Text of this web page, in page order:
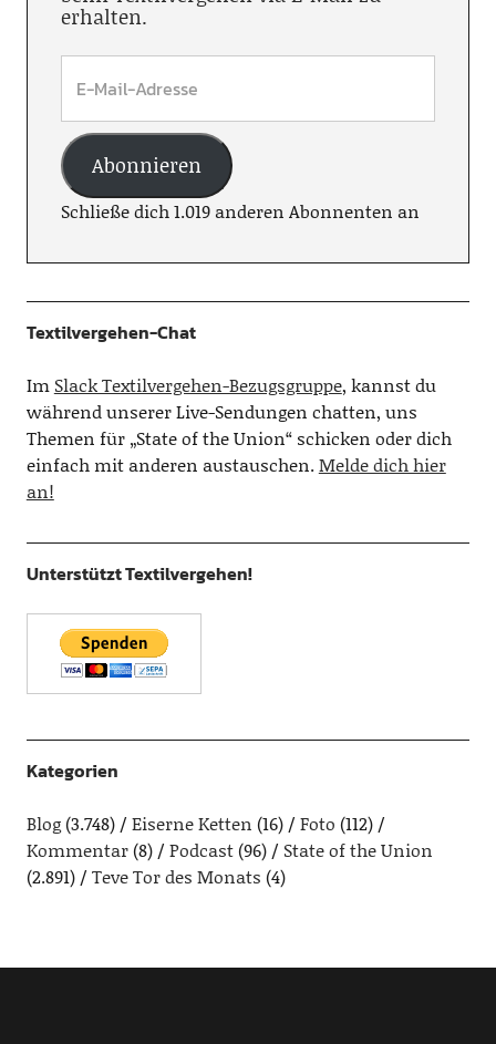
erhalten.
Abonnieren
Schließe dich 1.019 anderen Abonnenten an
Textilvergehen-Chat
Im Slack Textilvergehen-Bezugsgruppe, kannst du
während unserer Live-Sendungen chatten, uns
Themen für „State of the Union“ schicken oder dich
einfach mit anderen austauschen.Melde dich hier
an!
Unterstützt Textilvergehen!
Kategorien
Blog(3.748) Eiserne Ketten (16) Foto (112)
Kommentar(8) Podcast(96)
State of the Union
(2.891)
Teve Tor des Monats (4)